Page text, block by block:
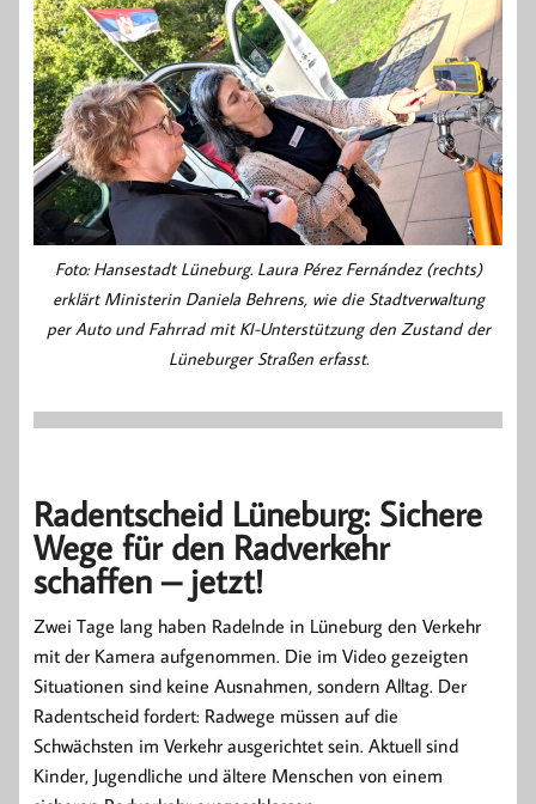
Foto: Hansestadt Lüneburg. Laura Pérez Fernández (rechts)
erklärt Ministerin Daniela Behrens, wie die Stadtverwaltung
per Auto und Fahrrad mit KI-Unterstützung den Zustand der
Lüneburger Straßen erfasst.
Radentscheid Lüneburg: Sichere
Wege für den Radverkehr
schaffen – jetzt!
Zwei Tage lang haben Radelnde in Lüneburg den Verkehr
mit der Kamera aufgenommen. Die im Video gezeigten
Situationen sind keine Ausnahmen, sondern Alltag. Der
Radentscheid fordert: Radwege müssen auf die
Schwächsten im Verkehr ausgerichtet sein. Aktuell sind
Kinder, Jugendliche und ältere Menschen von einem